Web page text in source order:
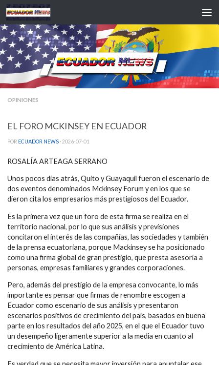
Saltar al contenido
OPINIONES
EL FORO MCKINSEY EN ECUADOR
POR ECUADOR NEWS · 2026-07-01
ROSALÍA ARTEAGA SERRANO
Unos pocos días atrás, Quito y Guayaquil fueron el escenario de
dos eventos denominados Mckinsey Forum y en los que se
dieron cita los empresarios más prestigiosos del Ecuador.
Es la primera vez que un foro de esta firma se realiza en el
territorio nacional, por lo que sus análisis y previsiones
concitaron el interés de las compañías, las sociedades y también
de la prensa ecuatoriana, porque Mackinsey se ha posicionado
como una firma global de gran prestigio, que presta asesoría a
personas, empresas familiares y grandes corporaciones.
Pero, además del prestigio de la empresa convocante, lo más
importante es pensar que firmas de renombre escogen a
Ecuador como escenario de sus análisis y presentaron
escenarios positivos de crecimiento del país, basados en buena
parte en los resultados del año 2025, en el que el Ecuador tuvo
un desempeño ligeramente superior a la media en cuanto al
crecimiento de América Latina.